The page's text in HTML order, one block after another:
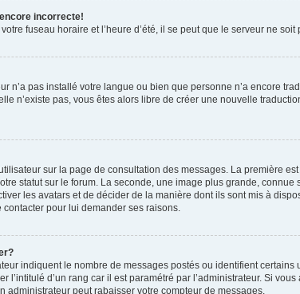
incorrecte!
fuseau horaire et l’heure d’été, il se peut que le serveur ne
n’a pas installé votre langue ou bien que personne n’a encore
n’existe pas, vous êtes alors libre de créer une nouvelle
sur la page de consultation des messages. La première
statut sur le forum. La seconde, une image plus grande,
les avatars et de décider de la manière dont ils sont mis à
pour lui demander ses raisons.
indiquent le nombre de messages postés ou identifient
l’intitulé d’un rang car il est paramétré par l’administrateur. Si
administrateur peut rabaisser votre compteur de messages.